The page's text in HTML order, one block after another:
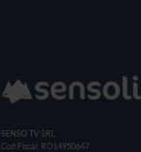
SENSO TV SRL
Cod Fiscal: RO14950647